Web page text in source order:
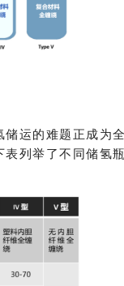
运的难题正成为
列举了不同储氢